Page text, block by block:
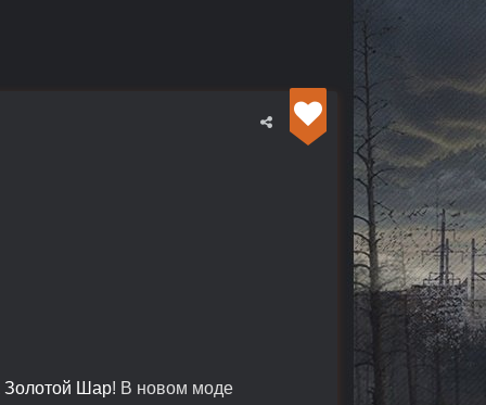
Золотой Шар! В новом моде